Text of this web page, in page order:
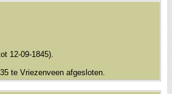
12-09-1845).
te Vriezenveen afgesloten.